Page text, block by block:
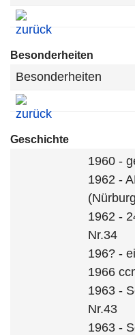
Besonderheiten
Besonderheiten
Geschichte
1960 -
1962 -
1962 -
Nr.34
196? -
1966
1963 -
Nr.43
1963 -